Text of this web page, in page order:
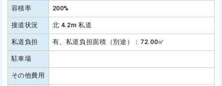
容積率 200%
接道状況 北 4.2m 私道
私道負担 有、私道負担面積（別途）：72.00㎡
駐車場
その他費用